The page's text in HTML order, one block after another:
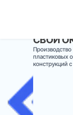
СВОИ
пластиковых
конструкций